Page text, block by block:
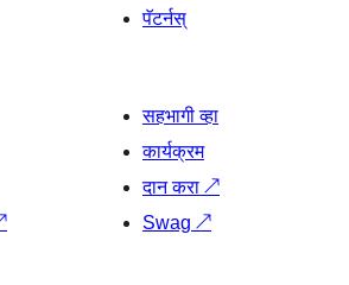
पॅटर्नस्
सहभागी व्हा
कार्यक्रम
दान करा ↗
Swag ↗